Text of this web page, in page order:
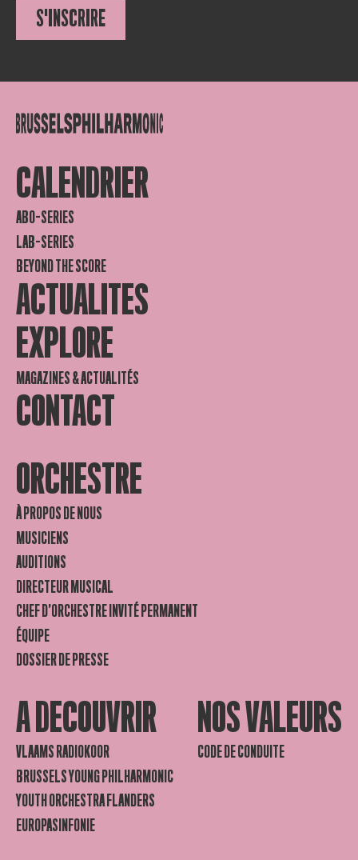
S'INSCRIRE
CALENDRIER
ABO-SERIES
LAB-SERIES
BEYOND THE SCORE
ACTUALITES
EXPLORE
MAGAZINES & ACTUALITÉS
CONTACT
ORCHESTRE
À PROPOS DE NOUS
MUSICIENS
AUDITIONS
DIRECTEUR MUSICAL
CHEF D’ORCHESTRE INVITÉ PERMANENT
ÉQUIPE
DOSSIER DE PRESSE
A DECOUVRIR
VLAAMS RADIOKOOR
BRUSSELS YOUNG PHILHARMONIC
YOUTH ORCHESTRA FLANDERS
EUROPASINFONIE
NOS VALEURS
CODE DE CONDUITE